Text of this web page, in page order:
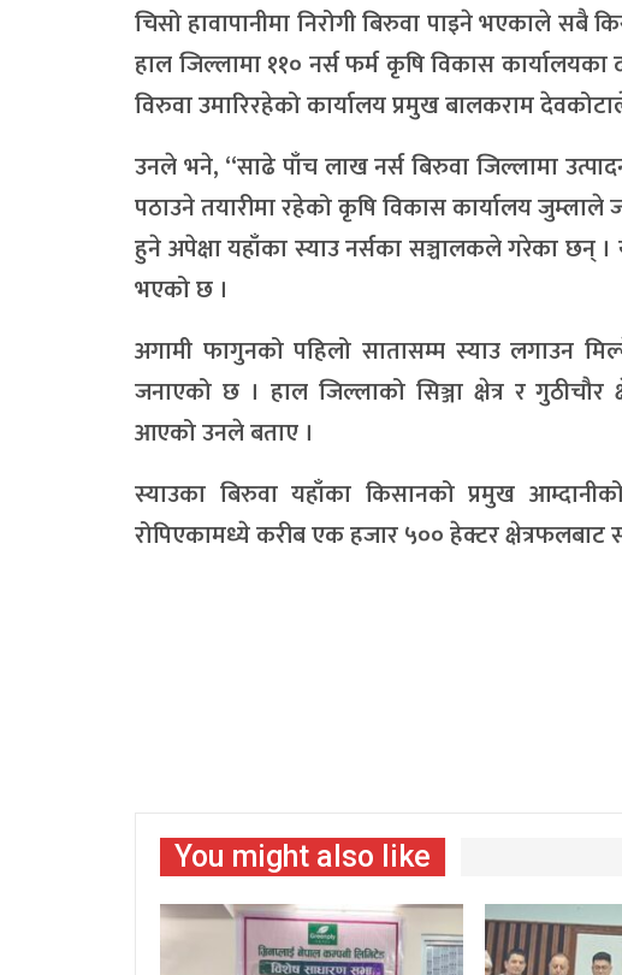
चिसो हावापानीमा निरोगी बिरुवा पाइने भएकाले सबै
हाल जिल्लामा ११० नर्स फर्म कृषि विकास
विरुवा उमारिरहेको कार्यालय प्रमुख बालकराम
उनले भने, “साढे पाँच लाख नर्स बिरुवा जिल्लामा
पठाउने तयारीमा रहेको कृषि विकास कार्यालय
हुने अपेक्षा यहाँका स्याउ नर्सका सञ्चालकले गरेका छन्
भएको छ ।
अगामी फागुनको पहिलो सातासम्म स्याउ लगाउन
जनाएको छ । हाल जिल्लाको सिञ्जा क्षेत्र र गुठीचौर
आएको उनले बताए ।
स्याउका बिरुवा यहाँका किसानको प्रमुख
रोपिएकामध्ये करीब एक हजार ५०० हेक्टर
You might also like